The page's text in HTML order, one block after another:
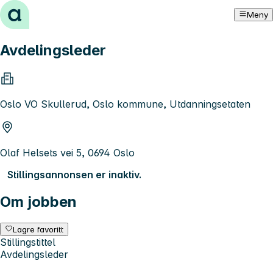
Hopp til innhold Meny
Avdelingsleder
Oslo VO Skullerud, Oslo kommune, Utdanningsetaten
Olaf Helsets vei 5, 0694 Oslo
Stillingsannonsen er inaktiv.
Om jobben
Lagre favoritt
Stillingstittel
Avdelingsleder